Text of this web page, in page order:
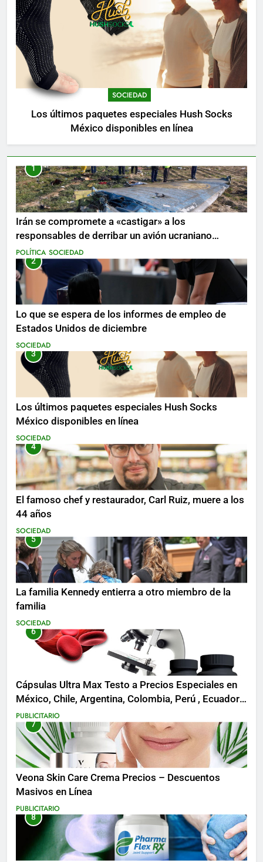
SOCIEDAD
Los últimos paquetes especiales Hush Socks
México disponibles en línea
1
Irán se compromete a «castigar» a los
responsables de derribar un avión ucraniano
mientras se realizan arrestos
POLÍTICA SOCIEDAD
2
Lo que se espera de los informes de empleo de
Estados Unidos de diciembre
SOCIEDAD
3
Los últimos paquetes especiales Hush Socks
México disponibles en línea
SOCIEDAD
4
El famoso chef y restaurador, Carl Ruiz, muere a los
44 años
SOCIEDAD
5
La familia Kennedy entierra a otro miembro de la
familia
SOCIEDAD
6
Cápsulas Ultra Max Testo a Precios Especiales en
México, Chile, Argentina, Colombia, Perú , Ecuador,
Costa Rica y Más
PUBLICITARIO
7
Veona Skin Care Crema Precios – Descuentos
Masivos en Línea
PUBLICITARIO
8